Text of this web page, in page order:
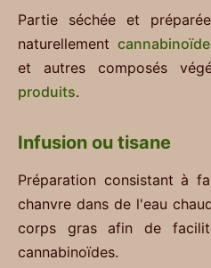
Partie séchée et
naturellement
et autres composés
produits.
Infusion ou tisane
Préparation consistant à
chanvre dans de l'eau
corps gras afin de
cannabinoïdes.